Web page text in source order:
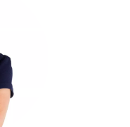
un piso bien
en la